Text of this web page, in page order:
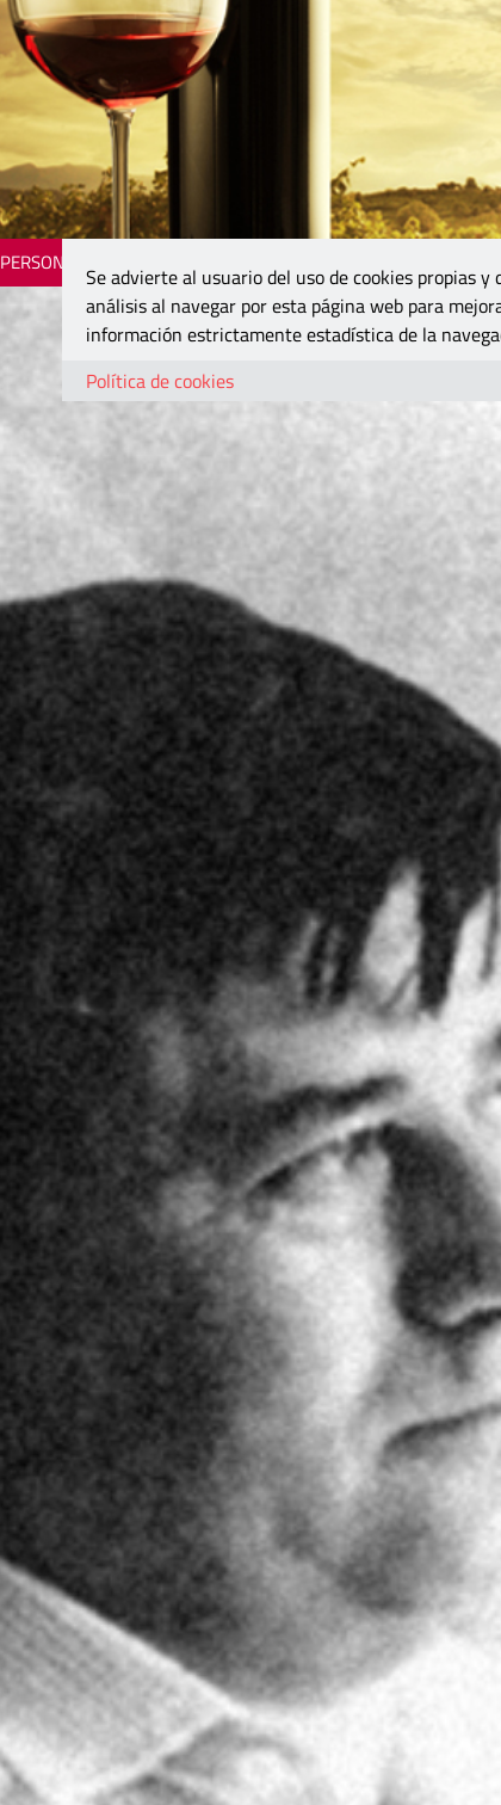
PERSONAJES
Se advierte al usuario del uso de cookies propias
análisis al navegar por esta página web para
información estrictamente estadística de la
Política de cookies